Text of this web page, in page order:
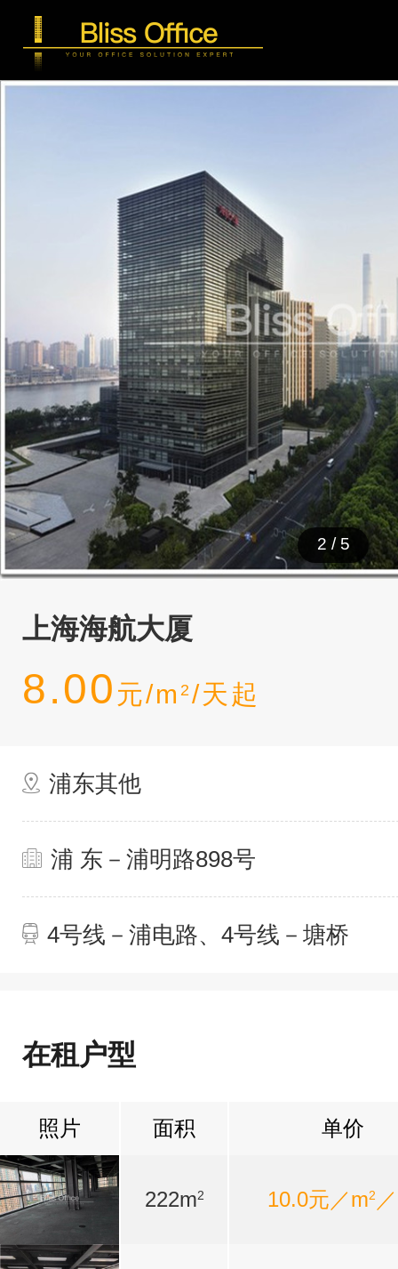
2 / 5
上海海航大厦
8.00 元/m 2 /天起
浦东其他
浦 东－浦明路898号
4号线－浦电路、4号线－塘桥
在租户型
照片 面积 单价
222m2 10.0元／m2